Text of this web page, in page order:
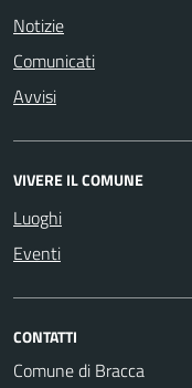
Notizie
Comunicati
Avvisi
VIVERE IL COMUNE
Luoghi
Eventi
CONTATTI
Comune di Bracca